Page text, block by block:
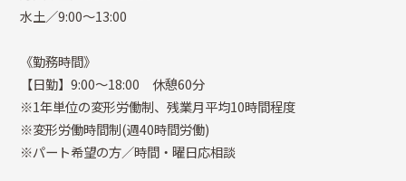
水土／9:00～13:00
《勤務時間》
【日勤】9:00～18:00 休憩60分
※1年単位の変形労働制、残業月平均10時間程度
※変形労働時間制(週40時間労働)
※パート希望の方／時間・曜日応相談